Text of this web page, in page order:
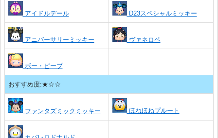
アイドルデール D23スペシャルミッキー
アニバーサリーミッキー ヴァネロペ
ボー・ピープ
おすすめ度:★☆☆
ファンタズミックミッキー ほねほねプルート